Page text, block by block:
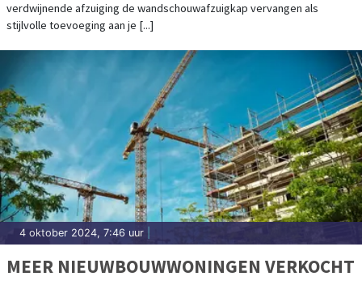
verdwijnende afzuiging de wandschouwafzuigkap vervangen als
stijlvolle toevoeging aan je [...]
4 oktober 2024, 7:46 uur
MEER NIEUWBOUWWONINGEN VERKOCHT